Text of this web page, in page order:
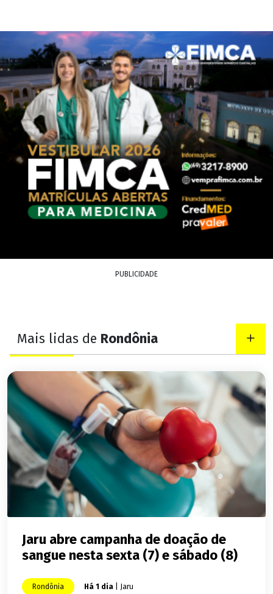
PUBLICIDADE
Mais lidas de Rondônia
Jaru abre campanha de doação de
sangue nesta sexta (7) e sábado (8)
Rondônia Há 1 dia | Jaru